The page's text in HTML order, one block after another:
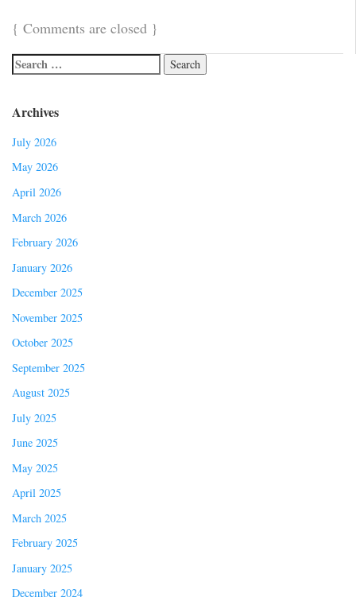
{ Comments are closed }
Archives
July 2026
May 2026
April 2026
March 2026
February 2026
January 2026
December 2025
November 2025
October 2025
September 2025
August 2025
July 2025
June 2025
May 2025
April 2025
March 2025
February 2025
January 2025
December 2024